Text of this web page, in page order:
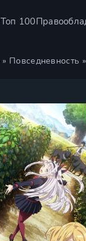
Топ 100
» Повседневность